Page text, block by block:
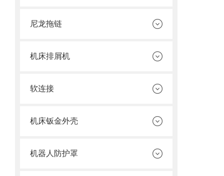
尼龙拖链
机床排屑机
软连接
机床钣金外壳
机器人防护罩